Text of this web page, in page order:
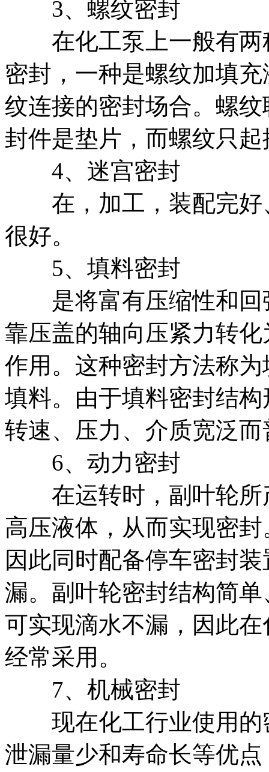
3、螺纹密封
在化工泵上一般有两
密封，一种是螺纹加填
纹连接的密封场合。螺
封件是垫片，而螺纹只
4、迷宫密封
在，加工，装配完好
很好。
5、填料密封
是将富有压缩性和回
靠压盖的轴向压紧力转
作用。这种密封方法称
填料。由于填料密封结
转速、压力、介质宽泛
6、动力密封
在运转时，副叶轮所
高压液体，从而实现密
因此同时配备停车密封
漏。副叶轮密封结构简
可实现滴水不漏，因此
经常采用。
7、机械密封
现在化工行业使用的
泄漏量少和寿命长等优